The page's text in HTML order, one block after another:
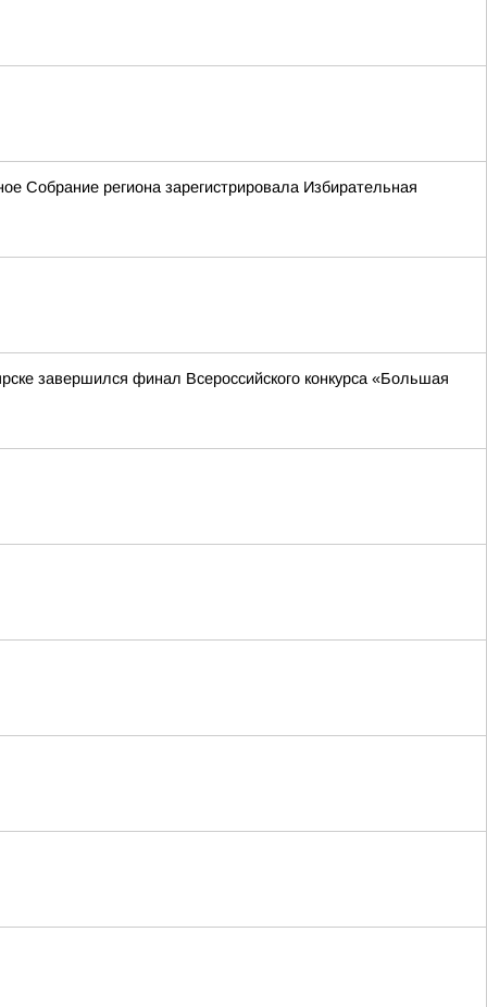
Собрание региона зарегистрировала Избирательная
завершился финал Всероссийского конкурса «Большая